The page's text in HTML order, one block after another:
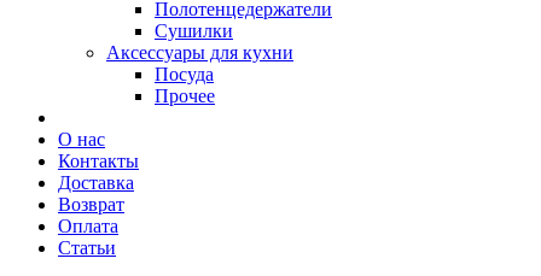
Полотенцедержатели
Сушилки
Аксессуары для кухни
Посуда
Прочее
О нас
Контакты
Доставка
Возврат
Оплата
Статьи